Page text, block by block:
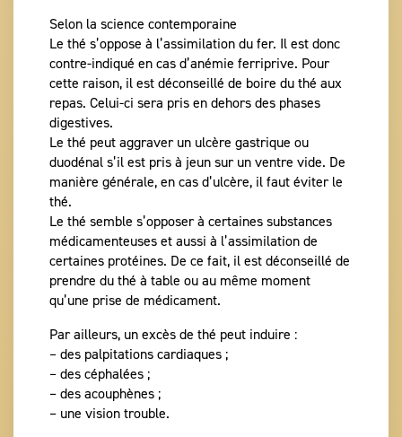
Selon la science contemporaine
Le thé s’oppose à l’assimilation du fer. Il est donc
contre-indiqué en cas d’anémie ferriprive. Pour
cette raison, il est déconseillé de boire du thé aux
repas. Celui-ci sera pris en dehors des phases
digestives.
Le thé peut aggraver un ulcère gastrique ou
duodénal s’il est pris à jeun sur un ventre vide. De
manière générale, en cas d’ulcère, il faut éviter le
thé.
Le thé semble s’opposer à certaines substances
médicamenteuses et aussi à l’assimilation de
certaines protéines. De ce fait, il est déconseillé de
prendre du thé à table ou au même moment
qu’une prise de médicament.
Par ailleurs, un excès de thé peut induire :
– des palpitations cardiaques ;
– des céphalées ;
– des acouphènes ;
– une vision trouble.